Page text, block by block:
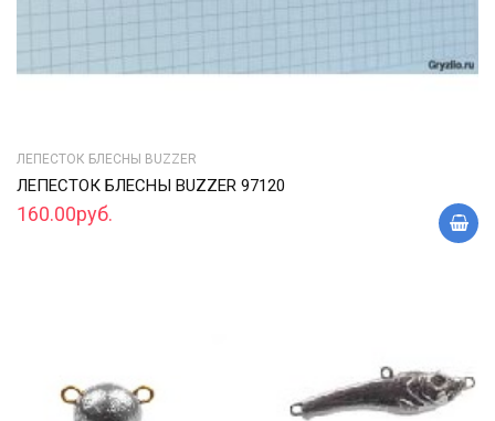
ЛЕПЕСТОК БЛЕСНЫ BUZZER
ЛЕПЕСТОК БЛЕСНЫ BUZZER 97120
160.00руб.